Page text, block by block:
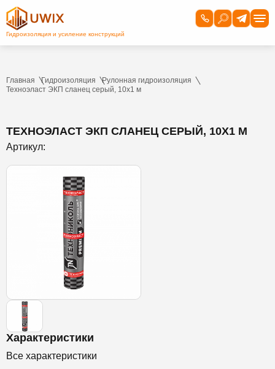
Главная Гидроизоляция
Рулонная гидроизоляция
Техноэласт ЭКП сланец серый, 10х1 м
ТЕХНОЭЛАСТ ЭКП СЛАНЕЦ СЕРЫЙ, 10Х1 М
Артикул:
Характеристики
Все характеристики